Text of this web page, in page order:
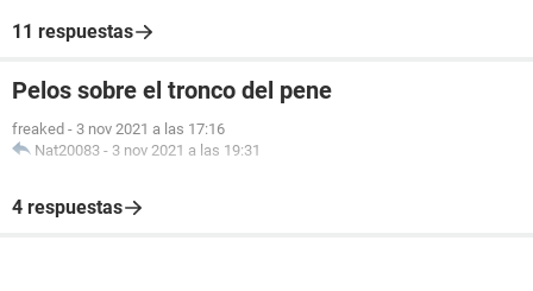
11 respuestas
Pelos sobre el tronco del pene
freaked - 3 nov 2021 a las 17:16
Nat20083 - 3 nov 2021 a las 19:31
4 respuestas